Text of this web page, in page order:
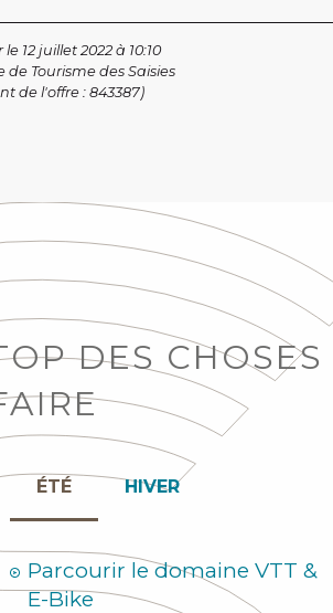
12 juillet 2022 à 10:10
de Tourisme des Saisies
de l'offre :843387)
DES CHOSES
HIVER
ÉTÉ
Parcourir le domaine VTT &
E-Bike